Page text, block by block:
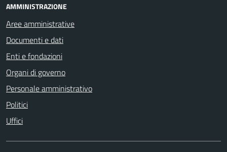
AMMINISTRAZIONE
Aree amministrative
Documenti e dati
Enti e fondazioni
Organi di governo
Personale amministrativo
Politici
Uffici